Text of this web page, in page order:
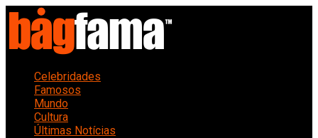
Celebridades
Famosos
Mundo
Cultura
Últimas Notícias